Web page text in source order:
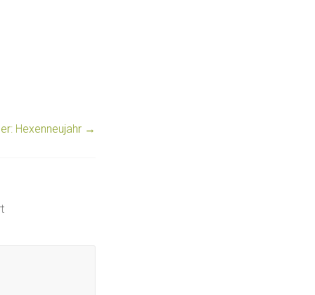
Hexenneujahr →